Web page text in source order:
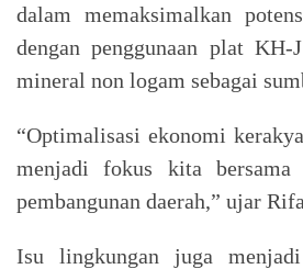
dalam memaksimalkan
dengan penggunaan plat KH-
mineral non logam sebagai
“Optimalisasi ekonomi
menjadi fokus kita bersama
pembangunan daerah,” ujar
Isu lingkungan juga